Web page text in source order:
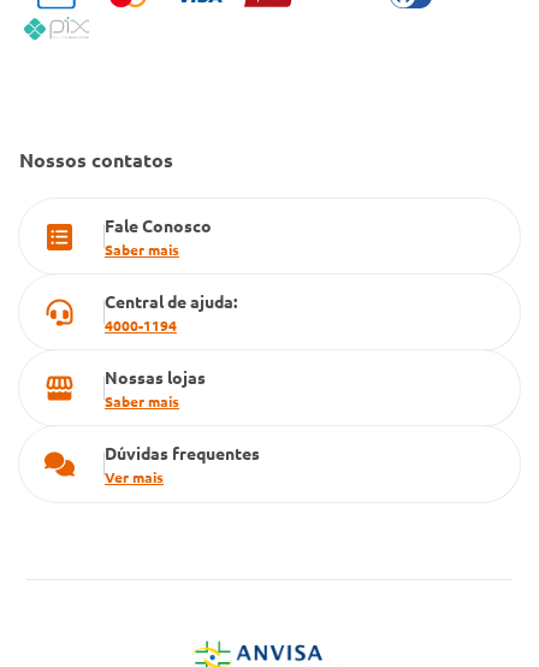
Código de Conduta
Política de Reembolso
Convênio Conlife
Cartão Grupo Conde
Nossos contatos
Fale Conosco
Saber mais
Central de ajuda:
4000-1194
Nossas lojas
Saber mais
Dúvidas frequentes
Ver mais